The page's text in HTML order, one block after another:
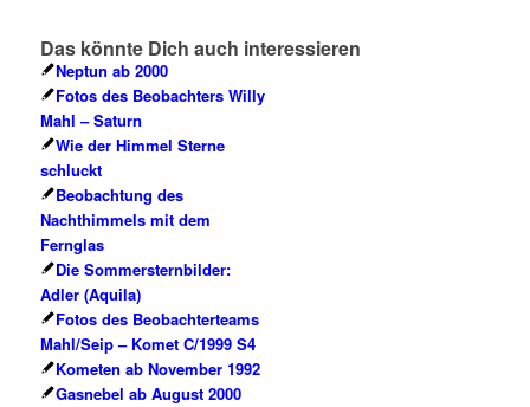
Das könnte Dich auch interessieren
Neptun ab 2000
Fotos des Beobachters Willy
Mahl – Saturn
Wie der Himmel Sterne
schluckt
Beobachtung des
Nachthimmels mit dem
Fernglas
Die Sommersternbilder:
Adler (Aquila)
Fotos des Beobachterteams
Mahl/Seip – Komet C/1999 S4
Kometen ab November 1992
Gasnebel ab August 2000